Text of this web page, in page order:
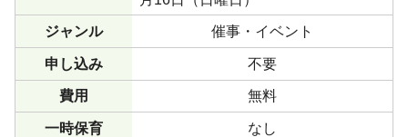
ジャンル 催事・イベント
申し込み 不要
費用 無料
一時保育 なし